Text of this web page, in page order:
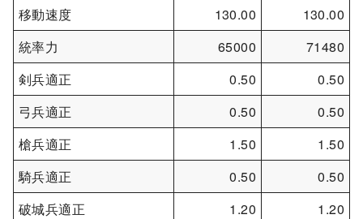
移動速度
130.00
130.00
統率力
65000
71480
剣兵適正
0.50
0.50
弓兵適正
0.50
0.50
槍兵適正
1.50
1.50
騎兵適正
0.50
0.50
破城兵適正
1.20 1.20